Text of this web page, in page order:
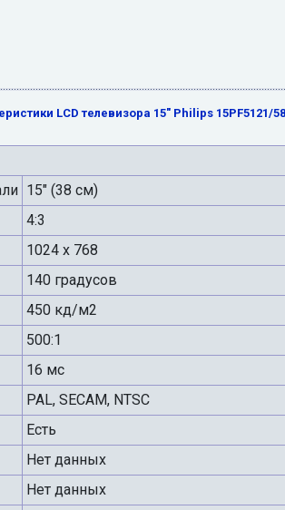
LCD телевизора 15" Philips 15PF5121/58
15" (38 см)
4:3
1024 x 768
140 градусов
450 кд/м2
500:1
16 мс
PAL, SECAM, NTSC
Есть
Нет данных
Нет данных